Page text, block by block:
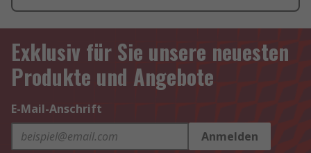
Exklusiv für Sie unsere neuesten
Produkte und Angebote
E-Mail-Anschrift
Anmelden